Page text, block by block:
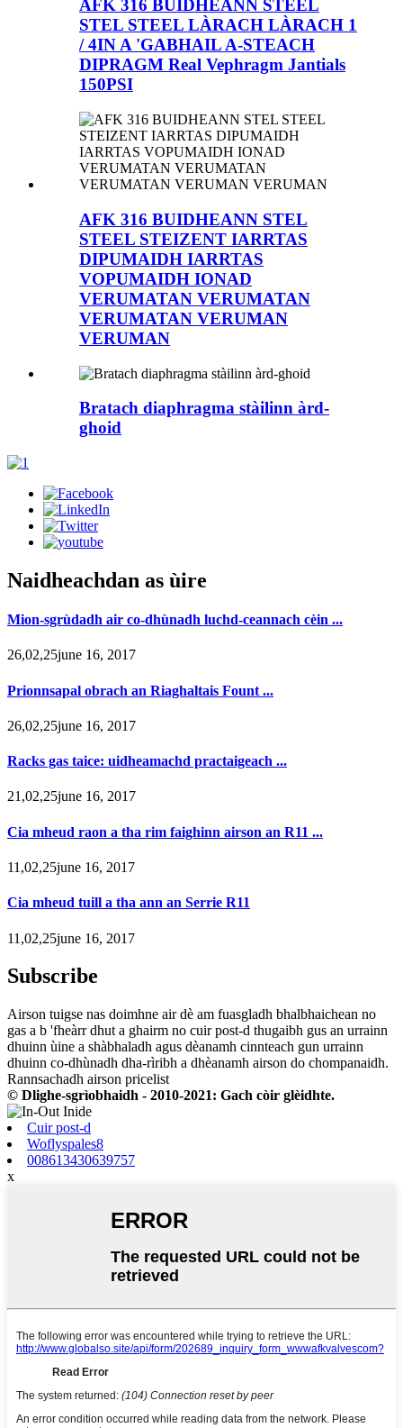
AFK 316 BUIDHEANN STEEL
STEL STEEL LÀRACH LÀRACH 1
/ 4IN A 'GABHAIL A-STEACH
DIPRAGM Real Vephragm Jantials
150PSI
AFK 316 BUIDHEANN STEL
STEEL STEIZENT IARRTAS
DIPUMAIDH IARRTAS
VOPUMAIDH IONAD
VERUMATAN VERUMATAN
VERUMATAN VERUMAN
VERUMAN
Bratach diaphragma stàilinn àrd-
ghoid
Naidheachdan as ùire
Mion-sgrùdadh air co-dhùnadh luchd-ceannach cèin ...
26,02,25june 16, 2017
Prionnsapal obrach an Riaghaltais Fount ...
26,02,25june 16, 2017
Racks gas taice: uidheamachd practaigeach ...
21,02,25june 16, 2017
Cia mheud raon a tha rim faighinn airson an R11 ...
11,02,25june 16, 2017
Cia mheud tuill a tha ann an Serrie R11
11,02,25june 16, 2017
Subscribe
Airson tuigse nas doimhne air dè am fuasgladh bhalbhaichean no
gas a b 'fheàrr dhut a ghairm no cuir post-d thugaibh gus an urrainn
dhuinn ùine a shàbhaladh agus dèanamh cinnteach gun urrainn
dhuinn co-dhùnadh dha-rìribh a dhèanamh airson do chompanaidh.
Rannsachadh airson pricelist
© Dlighe-sgrìobhaidh - 2010-2021: Gach còir glèidhte.
Cuir post-d
Woflyspales8
008613430639757
x